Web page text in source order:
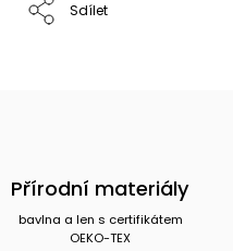
Sdílet
Přírodní materiály
bavlna a len s certifikátem
OEKO-TEX